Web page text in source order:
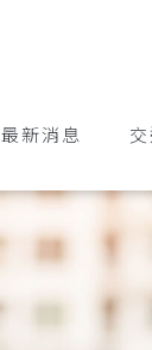
最新消息